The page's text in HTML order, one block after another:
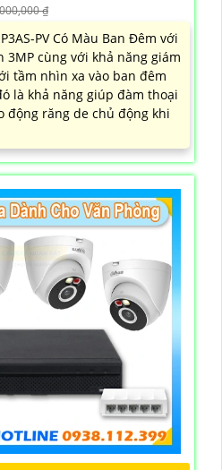
₫
PV Có Màu Ban Đêm với
3MP cùng với khả năng giám
tầm nhìn xa vào ban đêm
là khả năng giúp đàm thoại
động răng de chủ động khi